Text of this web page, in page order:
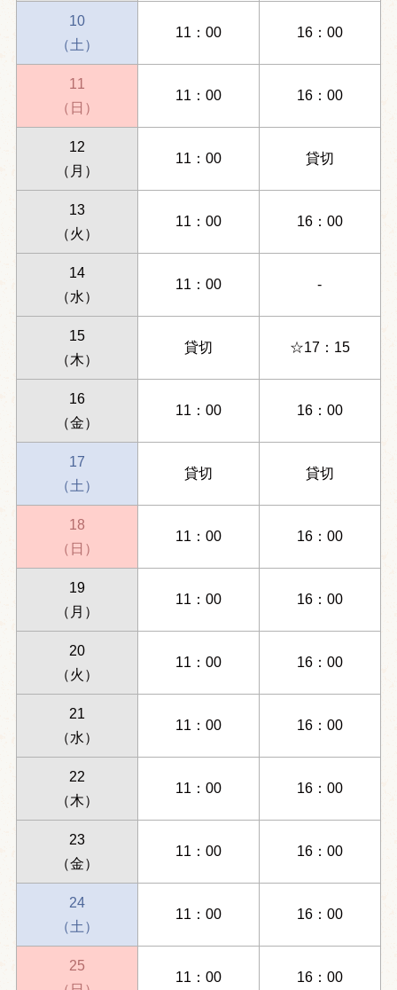
10
（土）
11：00 16：00
11
（日）
11：00 16：00
12
（月）
11：00 貸切
13
（火）
11：00 16：00
14
（水）
11：00 -
15
（木）
貸切 ☆17：15
16
（金）
11：00 16：00
17
（土）
貸切 貸切
18
（日）
11：00 16：00
19
（月）
11：00 16：00
20
（火）
11：00 16：00
21
（水）
11：00 16：00
22
（木）
11：00 16：00
23
（金）
11：00 16：00
24
（土）
11：00 16：00
25
11：00 16：00